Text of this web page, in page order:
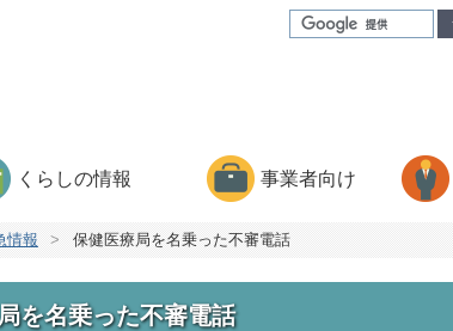
くらしの情報 事業者向け
情報 > 保健医療局を名乗った不審電話
を名乗った不審電話